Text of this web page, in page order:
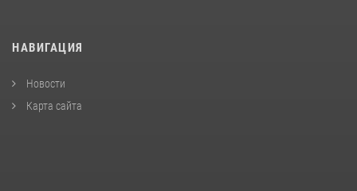
НАВИГАЦИЯ
Новости
Карта сайта